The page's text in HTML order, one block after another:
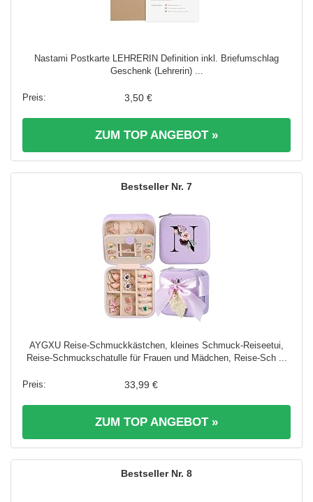
Nastami Postkarte LEHRERIN Definition inkl. Briefumschlag
Geschenk (Lehrerin) ...
3,50 €
ZUM TOP ANGEBOT »
7
AYGXU Reise-Schmuckkästchen, kleines Schmuck-Reiseetui,
Reise-Schmuckschatulle für Frauen und Mädchen, Reise-Sch ...
33,99 €
ZUM TOP ANGEBOT »
8